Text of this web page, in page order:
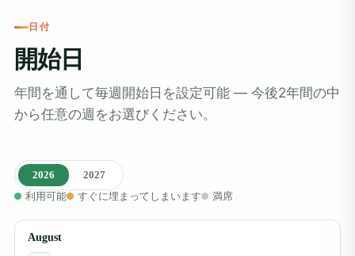
日付
開始日
年間を通して毎週開始日を設定可能 ― 今後2年間の中
から任意の週をお選びください。
2026
2027
利用可能
すぐに埋まってしまいます 満席
August